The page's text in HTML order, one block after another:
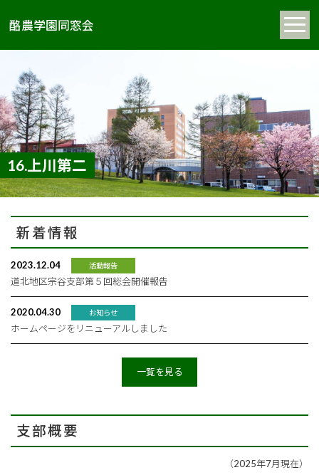
酪農学園同窓会
16.上川第二
新着情報
2023.12.04 活動報告
道北地区宗谷支部第５回総会開催報告
2020.04.30 お知らせ
ホームページをリニューアルしました
一覧を見る
支部概要
（2025年7月現在）